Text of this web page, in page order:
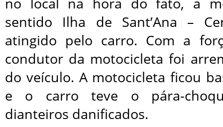
sentido Ilha de Sant’Ana –
atingido pelo carro. Com a
condutor da motocicleta foi
do veículo. A motocicleta ficou
e o carro teve o pára-
dianteiros danificados.